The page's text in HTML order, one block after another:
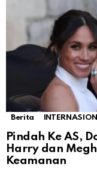
Berita
Pindah Ke AS,
Harry dan
Keamanan